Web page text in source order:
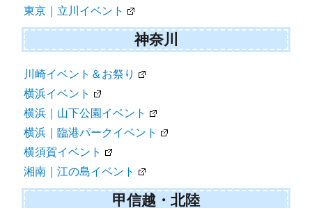
東京｜立川イベント
神奈川
川崎イベント＆お祭り
横浜イベント
横浜｜山下公園イベント
横浜｜臨港パークイベント
横須賀イベント
湘南｜江の島イベント
甲信越・北陸